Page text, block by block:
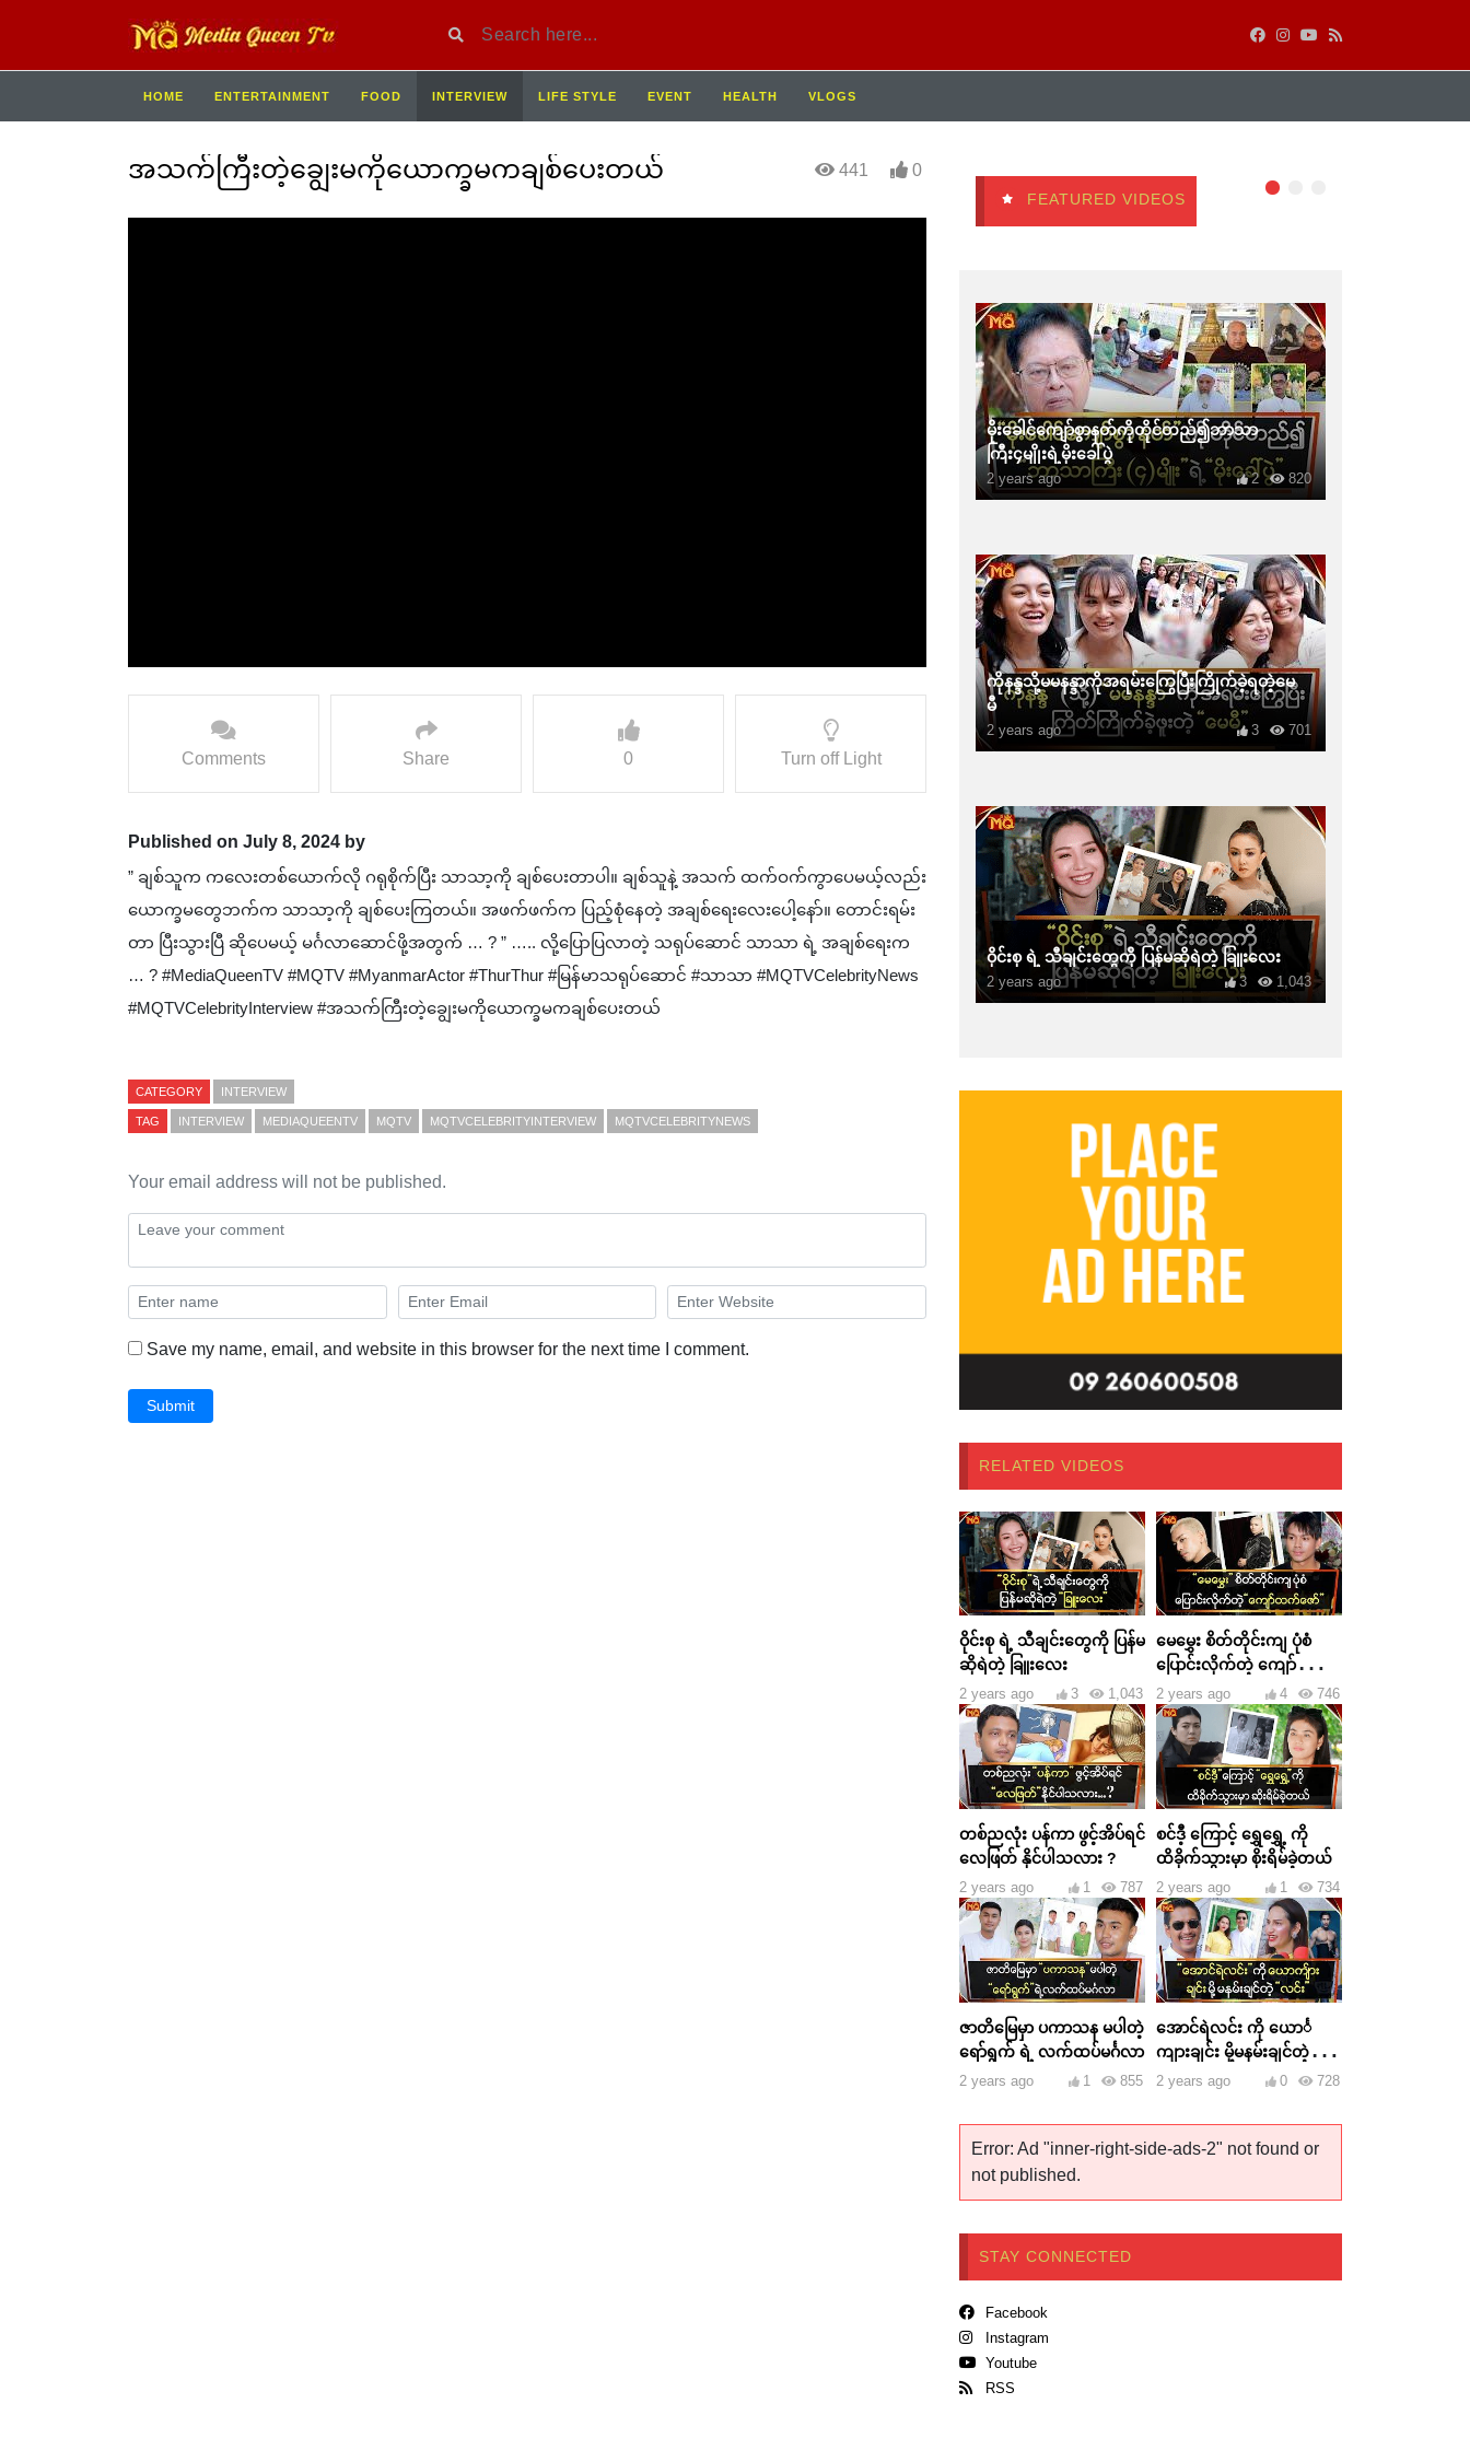
HOME ENTERTAINMENT FOOD INTERVIEW LIFE STYLE EVENT HEALTH VLOGS
အသက်ကြီးတဲ့ချွေးမကိုယောက္ခမကချစ်ပေးတယ် 441 0
Comments Share 0 Turn off Light
Published on July 8, 2024 by
” ချစ်သူက ကလေးတစ်ယောက်လို ဂရုစိုက်ပြီး သာသာ့ကို ချစ်ပေးတာပါ။ ချစ်သူနဲ့ အသက် ထက်ဝက်ကွာပေမယ့်လည်း
ယောက္ခမတွေဘက်က သာသာ့ကို ချစ်ပေးကြတယ်။ အဖက်ဖက်က ပြည့်စုံနေတဲ့ အချစ်ရေးလေးပေါ့နော်။ တောင်းရမ်း
တာ ပြီးသွားပြီ ဆိုပေမယ့် မင်္ဂလာဆောင်ဖို့အတွက် … ? ” ….. လို့ပြောပြလာတဲ့ သရုပ်ဆောင် သာသာ ရဲ့ အချစ်ရေးက
… ? #MediaQueenTV #MQTV #MyanmarActor #ThurThur #မြန်မာသရုပ်ဆောင် #သာသာ #MQTVCelebrityNews
#MQTVCelebrityInterview #အသက်ကြီးတဲ့ချွေးမကိုယောက္ခမကချစ်ပေးတယ်
CATEGORY INTERVIEW
TAG INTERVIEW MEDIAQUEENTV MQTV MQTVCELEBRITYINTERVIEW MQTVCELEBRITYNEWS
Your email address will not be published.
Save my name, email, and website in this browser for the next time I comment.
Submit
FEATURED VIDEOS
မိုးခေါင်ကျော်စွာနတ်ကိုတိုင်တည်၍ဘာသာ
ကြီး၄မျိုးရဲ့မိုးခေါ်ပွဲ
2 years ago 820
2
ကိုနန္ဒသို့မမနန္ဒာကိုအရမ်းကြွေပြီးကြိုက်ခဲ့ရတဲ့မေ
မီ
2 years ago 701
3
ဝိုင်းစု ရဲ့ သီချင်းတွေကို ပြန်မဆိုရဲတဲ့ ခြူးလေး
2 years ago 1,043
3
RELATED VIDEOS
ဝိုင်းစု ရဲ့ သီချင်းတွေကို ပြန်မ
ဆိုရဲတဲ့ ခြူးလေး
2 years ago 1,043
3
မေမွှေး စိတ်တိုင်းကျ ပုံစံ
ပြောင်းလိုက်တဲ့ ကျော်ထက်
ဇော်
2 years ago 746
4
တစ်ညလုံး ပန်ကာ ဖွင့်အိပ်ရင်
လေဖြတ် နိုင်ပါသလား ?
2 years ago 787
1
စင်ဒီ့ ကြောင့် ရွှေရွှေ့ ကို
ထိခိုက်သွားမှာ စိုးရိမ်ခဲ့တယ်
2 years ago 734
1
ဇာတိမြေမှာ ပကာသန မပါတဲ့
ရော်ရွက် ရဲ့ လက်ထပ်မင်္ဂလာ
2 years ago 855
1
အောင်ရဲလင်း ကို ယောင်္
ကျားချင်း မို့မနမ်းချင်တဲ့
လင်း
2 years ago 728
0
Error: Ad "inner-right-side-ads-2" not found or
not published.
STAY CONNECTED
Facebook
Instagram
Youtube
RSS